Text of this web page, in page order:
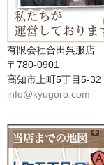
有限会社合田呉服店
〒780-0901
高知市上町5丁目5-32
info@kyugoro.com